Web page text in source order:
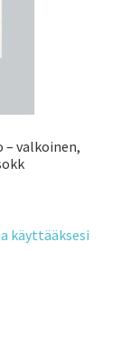
– valkoinen,
käyttääksesi